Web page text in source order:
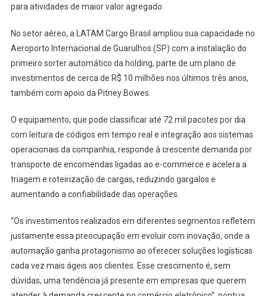
para atividades de maior valor agregado.
No setor aéreo, a LATAM Cargo Brasil ampliou sua capacidade no
Aeroporto Internacional de Guarulhos (SP) com a instalação do
primeiro sorter automático da holding, parte de um plano de
investimentos de cerca de R$ 10 milhões nos últimos três anos,
também com apoio da Pitney Bowes.
O equipamento, que pode classificar até 72 mil pacotes por dia
com leitura de códigos em tempo real e integração aos sistemas
operacionais da companhia, responde à crescente demanda por
transporte de encomendas ligadas ao e-commerce e acelera a
triagem e roteirização de cargas, reduzindo gargalos e
aumentando a confiabilidade das operações.
“Os investimentos realizados em diferentes segmentos refletem
justamente essa preocupação em evoluir com inovação, onde a
automação ganha protagonismo ao oferecer soluções logísticas
cada vez mais ágeis aos clientes. Esse crescimento é, sem
dúvidas, uma tendência já presente em empresas que querem